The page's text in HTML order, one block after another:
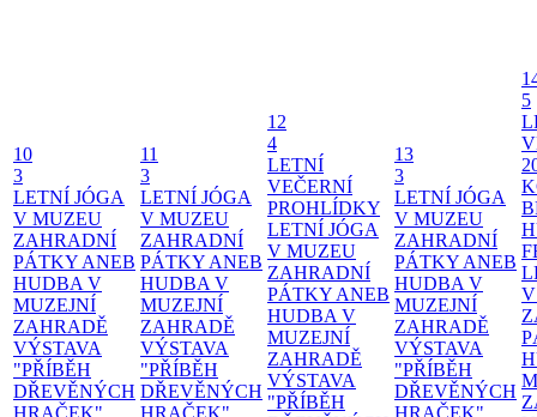
10
3
LETNÍ JÓGA
V MUZEU
ZAHRADNÍ
PÁTKY ANEB
HUDBA V
MUZEJNÍ
ZAHRADĚ
VÝSTAVA
"PŘÍBĚH
DŘEVĚNÝCH
11
3
LETNÍ JÓGA
V MUZEU
ZAHRADNÍ
PÁTKY ANEB
HUDBA V
MUZEJNÍ
ZAHRADĚ
VÝSTAVA
"PŘÍBĚH
DŘEVĚNÝCH
12
4
LETNÍ
VEČERNÍ
PROHLÍDKY
LETNÍ JÓGA
V MUZEU
ZAHRADNÍ
PÁTKY ANEB
HUDBA V
MUZEJNÍ
ZAHRADĚ
VÝSTAVA
"PŘÍBĚH
13
3
LETNÍ JÓGA
V MUZEU
ZAHRADNÍ
PÁTKY ANEB
HUDBA V
MUZEJNÍ
ZAHRADĚ
VÝSTAVA
"PŘÍBĚH
DŘEVĚNÝCH
5